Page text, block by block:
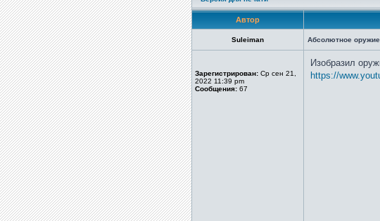
Автор
Suleiman Абсолютное оружие
Зарегистрирован: Ср сен 21,
2022 11:39 pm
Сообщения: 67
Изобразил
https://